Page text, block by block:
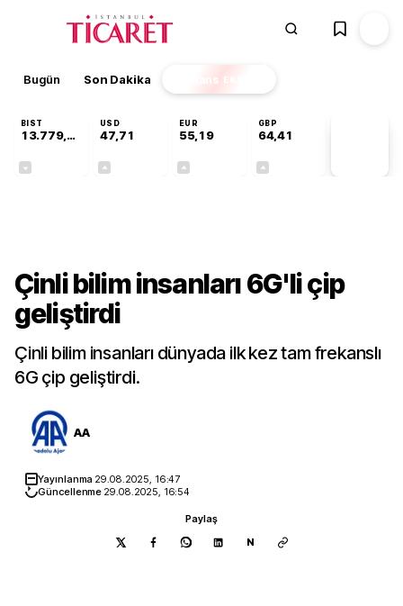
Bugün Son Dakika Finans EKSTRA
BIST
13.779,39
USD
47,71
EUR
55,19
GBP
64,41
Çinli bilim insanları 6G'li çip
geliştirdi
Çinli bilim insanları dünyada ilk kez tam frekanslı
6G çip geliştirdi.
AA
Yayınlanma 29.08.2025, 16:47
Güncellenme 29.08.2025, 16:54
Paylaş
N